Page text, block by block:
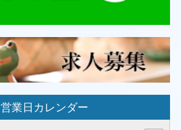
営業日カレンダー